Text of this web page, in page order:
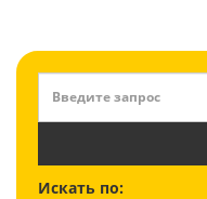
Искать по: